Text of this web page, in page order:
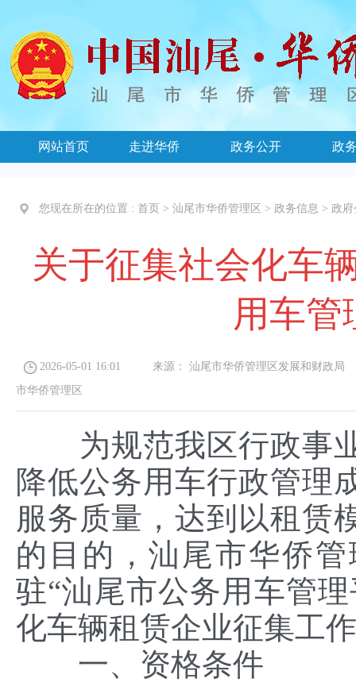
网站首页 走进华侨 政务公开 政
您现在所在的位置 : 首页 > 汕尾市华侨管理区 > 政务信息 > 政府
关于征集社会化车
用车管
2026-05-01 16:01 来源： 汕尾市华侨管理区发展和财政局
市华侨管理区
为规范我区行政事业
降低公务用车行政管理
服务质量，达到以租赁
的目的，汕尾市华侨
驻“汕尾市公务用车管
化车辆租赁企业征集工
一、资格条件